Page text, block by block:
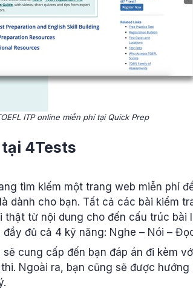
ITP online miễn phí tại Quick Prep
tại 4Tests
tìm kiếm một trang web miễn phí
dành cho bạn. Tất cả các bài kiểm
từ nội dung cho đến cấu trúc bài
đủ cả 4 kỹ năng: Nghe – Nói –
cung cấp đến bạn đáp án đi kèm
Ngoài ra, bạn cũng sẽ được hướng